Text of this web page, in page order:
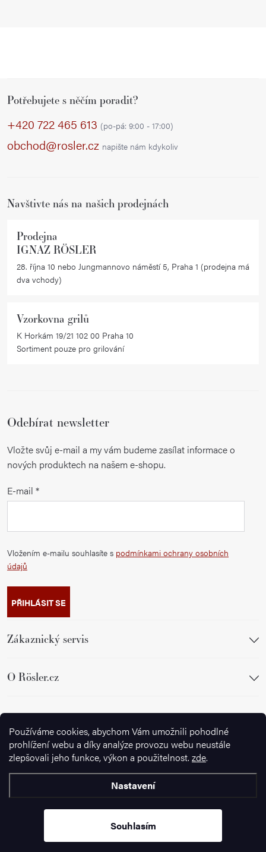
Používáme cookies, abychom Vám umožnili pohodlné
prohlížení webu a díky analýze provozu webu neustále
zlepšovali jeho funkce, výkon a použitelnost. zde.
Nastavení
Souhlasím
Potřebujete s něčím poradit?
+420 722 465 613 (po-pá: 9:00 - 17:00)
obchod@rosler.cz napište nám kdykoliv
Navštivte nás na našich prodejnách
Prodejna
IGNAZ RÖSLER
28. října 10 nebo Jungmannovo náměstí 5, Praha 1 (prodejna má
dva vchody)
Vzorkovna grilů
K Horkám 19/21 102 00 Praha 10
Sortiment pouze pro grilování
Odebírat newsletter
Vložte svůj e-mail a my vám budeme zasílat informace o
nových produktech na našem e-shopu.
E-mail
Vložením e-mailu souhlasíte s podmínkami ochrany osobních
údajů
PŘIHLÁSIT SE
Zákaznický servis
O Rösler.cz
Sledujte nás
nastavení cookies